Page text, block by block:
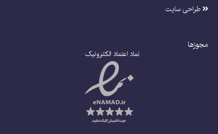
طراحی سایت
مجوزها
نماد اعتماد الکترونیک